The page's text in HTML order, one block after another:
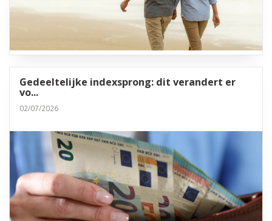
Gedeeltelijke indexsprong: dit verandert er
vo...
02/07/2026